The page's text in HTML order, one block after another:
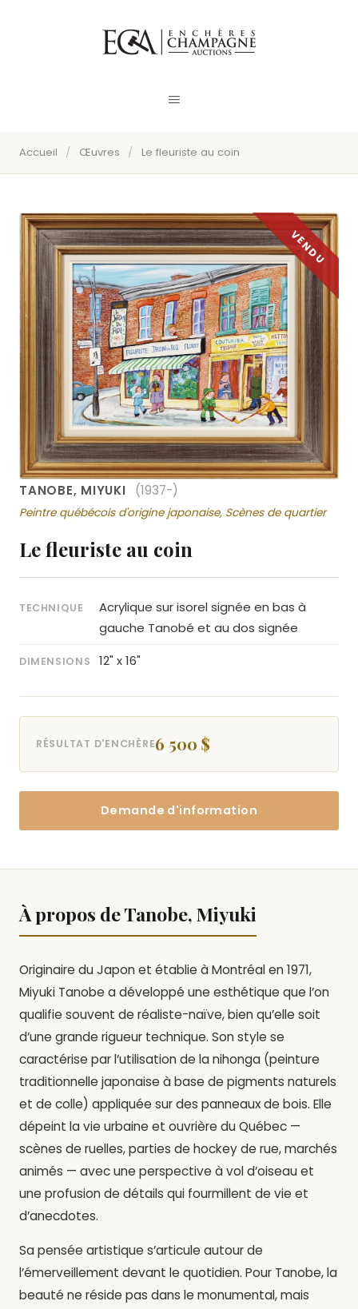
Accueil / Œuvres / Le fleuriste au coin
TANOBE, MIYUKI (1937-)
Peintre québécois d'origine japonaise, Scènes de quartier
Le fleuriste au coin
TECHNIQUE
Acrylique sur isorel signée en bas à
gauche Tanobé et au dos signée
DIMENSIONS 12" x 16"
RÉSULTAT D'ENCHÈRE6 500 $
Demande d'information
À propos de Tanobe, Miyuki
Originaire du Japon et établie à Montréal en 1971,
Miyuki Tanobe a développé une esthétique que l’on
qualifie souvent de réaliste-naïve, bien qu’elle soit
d’une grande rigueur technique. Son style se
caractérise par l’utilisation de la nihonga (peinture
traditionnelle japonaise à base de pigments naturels
et de colle) appliquée sur des panneaux de bois. Elle
dépeint la vie urbaine et ouvrière du Québec —
scènes de ruelles, parties de hockey de rue, marchés
animés — avec une perspective à vol d’oiseau et
une profusion de détails qui fourmillent de vie et
d’anecdotes.
Sa pensée artistique s’articule autour de
l’émerveillement devant le quotidien. Pour Tanobe, la
beauté ne réside pas dans le monumental, mais